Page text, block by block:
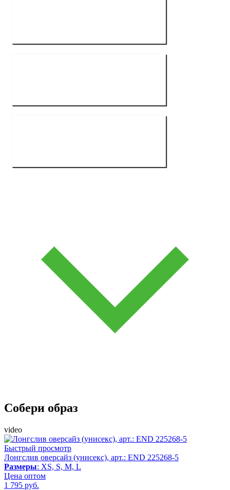
Собери образ
video
Быстрый просмотр
Лонгслив оверсайз (унисекс), арт.: END 225268-5
Размеры: XS, S, M, L
Цена оптом
1 795 руб.